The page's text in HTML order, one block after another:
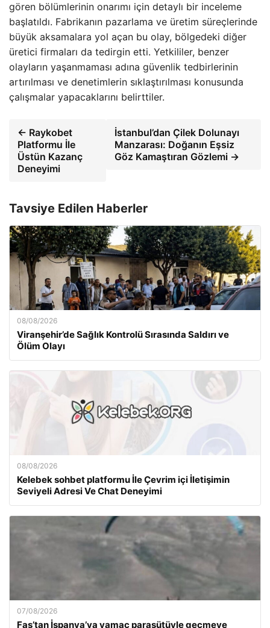
gören bölümlerinin onarımı için detaylı bir inceleme
başlatıldı. Fabrikanın pazarlama ve üretim süreçlerinde
büyük aksamalara yol açan bu olay, bölgedeki diğer
üretici firmaları da tedirgin etti. Yetkililer, benzer
olayların yaşanmaması adına güvenlik tedbirlerinin
artırılması ve denetimlerin sıklaştırılması konusunda
çalışmalar yapacaklarını belirttiler.
← Raykobet
Platformu İle
Üstün Kazanç
Deneyimi
İstanbul’dan Çilek Dolunayı
Manzarası: Doğanın Eşsiz
Göz Kamaştıran Gözlemi →
Tavsiye Edilen Haberler
08/08/2026
Viranşehir’de Sağlık Kontrolü Sırasında Saldırı ve
Ölüm Olayı
08/08/2026
Kelebek sohbet platformu İle Çevrim içi İletişimin
Seviyeli Adresi Ve Chat Deneyimi
07/08/2026
Fas’tan İspanya’ya yamaç paraşütüyle geçmeye